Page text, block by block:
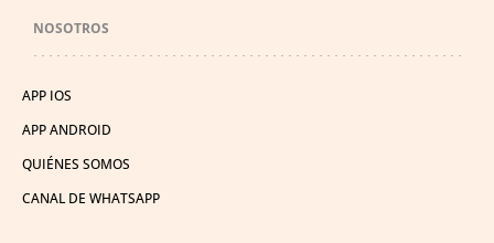
NOSOTROS
APP IOS
APP ANDROID
QUIÉNES SOMOS
CANAL DE WHATSAPP